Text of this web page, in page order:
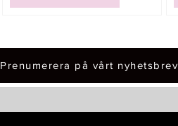
Prenumerera på vårt nyhetsbrev